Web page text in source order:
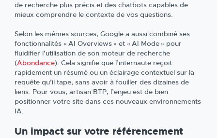
de recherche plus précis et des chatbots capables de
mieux comprendre le contexte de vos questions.
Selon les mêmes sources, Google a aussi combiné ses
fonctionnalités « AI Overviews » et « AI Mode » pour
fluidifier l’utilisation de son moteur de recherche
(Abondance). Cela signifie que l’internaute reçoit
rapidement un résumé ou un éclairage contextuel sur la
requête qu’il tape, sans avoir à fouiller des dizaines de
liens. Pour vous, artisan BTP, l’enjeu est de bien
positionner votre site dans ces nouveaux environnements
IA.
Un impact sur votre référencement